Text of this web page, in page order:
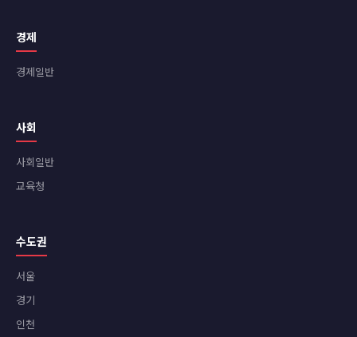
경제
경제일반
사회
사회일반
교육청
수도권
서울
경기
인천